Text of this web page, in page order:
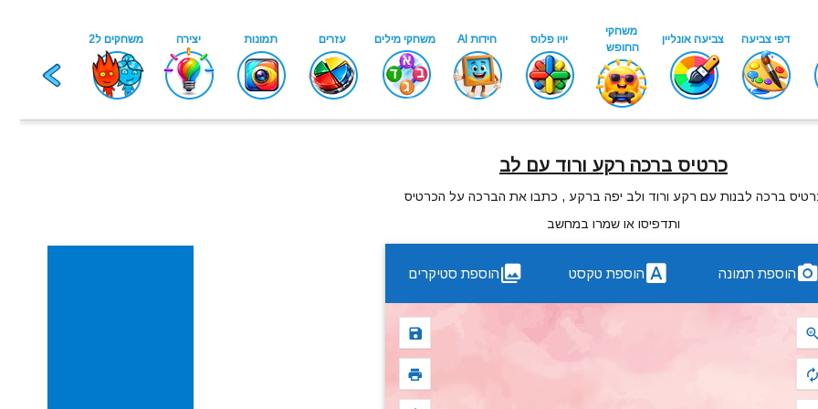
כרטיס ברכה רקע ורוד עם לב
ברכה לבנות עם רקע ורוד ולב יפה ברקע , כתבו את הברכה על הכרטיס
ותדפיסו או שמרו במחשב
הוספת תמונה הוספת טקסט הוספת סטיקרים